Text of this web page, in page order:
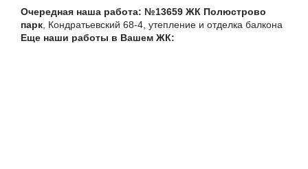
балкона под ключ
№14140 ЖК Академ парк, Верности 17, теплое
остекление балкона
Очередная наша работа: №13659 ЖК Полюстрово
парк , Кондратьевский 68-4, утепление и отделка балкона
Еще наши работы в Вашем ЖК: